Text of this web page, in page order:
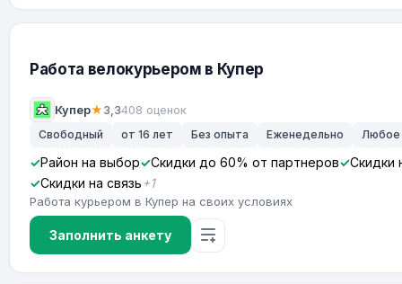
Работа велокурьером в Купер
Купер★3,3408 оценок
Свободный от 16 лет Без опыта Еженедельно Любое
Район на выбор Скидки до 60% от партнеров
Скидки
Скидки на связь +1
Работа курьером в Купер на своих условиях
Заполнить анкету